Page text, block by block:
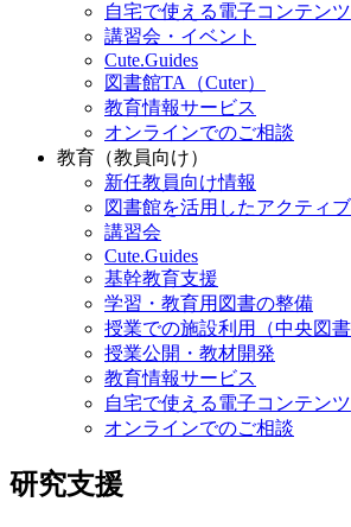
自宅で使える電子コンテンツ
講習会・イベント
Cute.Guides
図書館TA（Cuter）
教育情報サービス
オンラインでのご相談
教育（教員向け）
新任教員向け情報
図書館を活用したアクティ
講習会
Cute.Guides
基幹教育支援
学習・教育用図書の整備
授業での施設利用（中央図書
授業公開・教材開発
教育情報サービス
自宅で使える電子コンテンツ
オンラインでのご相談
研究支援